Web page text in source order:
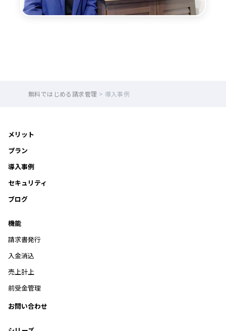
無料ではじめる請求管理 > 導入事例
メリット
プラン
導入事例
セキュリティ
ブログ
機能
請求書発行
入金消込
売上計上
前受金管理
お問い合わせ